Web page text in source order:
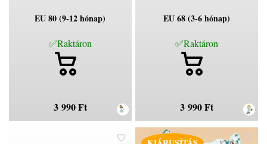
EU 80 (9-12 hónap)
✅Raktáron
3 990 Ft
EU 68 (3-6 hónap)
✅Raktáron
3 990 Ft